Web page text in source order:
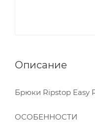
Описание
Брюки Ripstop Easy
ОСОБЕННОСТИ